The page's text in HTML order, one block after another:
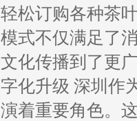
轻松订购各种茶
模式不仅满足了
文化传播到了更
字化升级 深圳作
演着重要角色。